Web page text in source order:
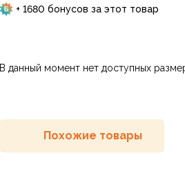
+ 1680 бонусов за этот товар
В данный момент нет доступных
Похожие товары